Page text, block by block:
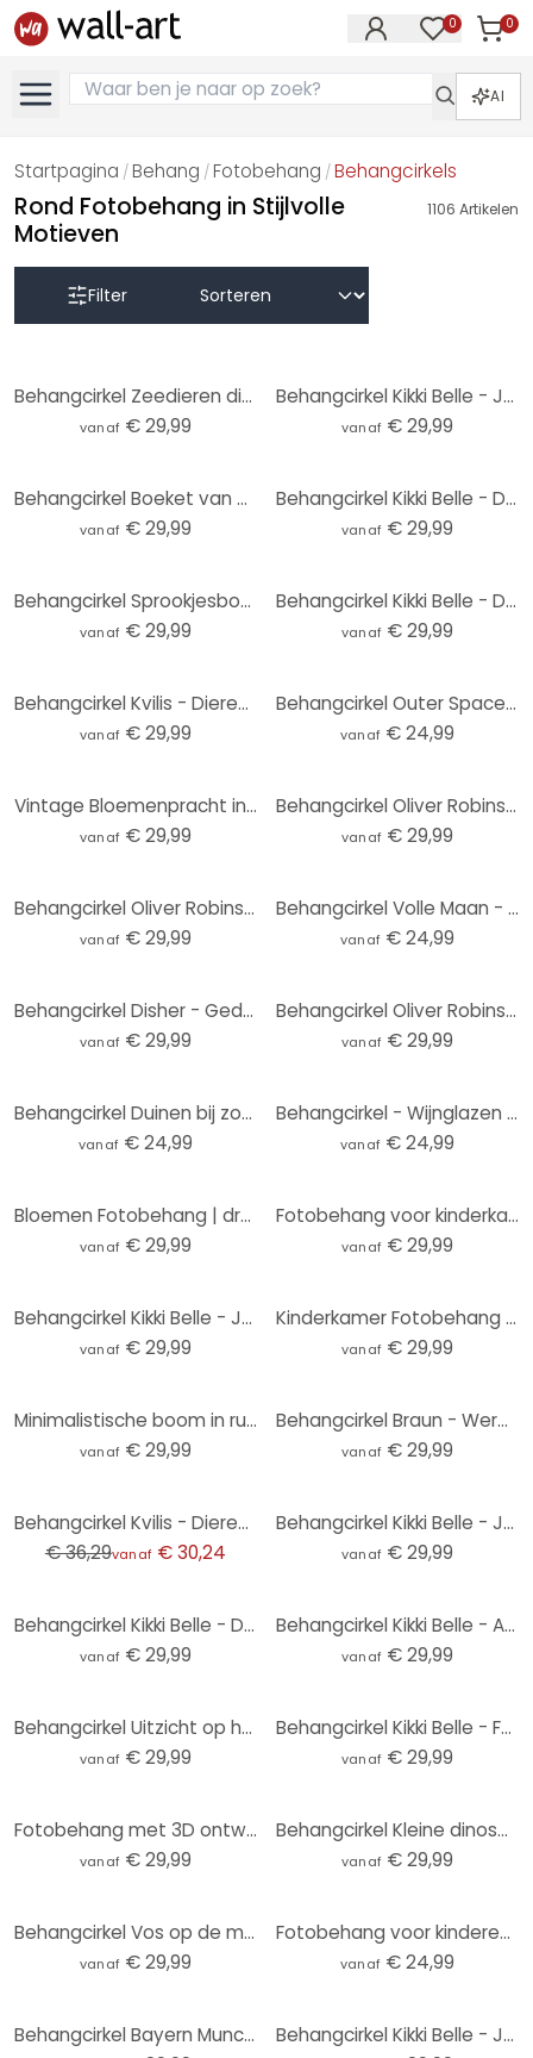
0 0
AI
Startpagina / Behang / Fotobehang /Behangcirkels
Rond Fotobehang in Stijlvolle
Motieven
1106 Artikelen
Filter
Behangcirkel Zeedieren diep in de oceaan - Oliver Robins - vliesbehang/zelfklevend vliesbehang
vanaf € 29,99
Behangcirkel Kikki Belle - Jungle Jive - vliesbehang/zelfklevend vliesbehang
vanaf € 29,99
Behangcirkel Boeket van gedroogde bloemen - Treechild - vliesbehang/zelfklevend vliesbehang
vanaf € 29,99
Behangcirkel Kikki Belle - Dino World - vliesbehang/zelfklevend vliesbehang
vanaf € 29,99
Behangcirkel Sprookjesbos met eenhoorns - Kikki Belle - vliesbehang/zelfklevend vliesbehang
vanaf € 29,99
Behangcirkel Kikki Belle - De Berenkoning - vliesbehang/zelfklevend vliesbehang
vanaf € 29,99
Behangcirkel Kvilis - Dieren in het Bos - vliesbehang/zelfklevend vliesbehang
vanaf € 29,99
Behangcirkel Outer Space - vliesbehang/zelfklevend vliesbehang
vanaf € 24,99
Vintage Bloemenpracht in de Weide | Bloemenbehang - Lola Peacock - Rond - vliesbehang/zelfklevend vl
vanaf € 29,99
Behangcirkel Oliver Robins - Animals and Palm Trees - vliesbehang/zelfklevend vliesbehang
vanaf € 29,99
Behangcirkel Oliver Robins - Kleurrijke boerderij met dieren - vliesbehang/zelfklevend vliesbehang
vanaf € 29,99
Behangcirkel Volle Maan - vliesbehang/zelfklevend vliesbehang
vanaf € 24,99
Behangcirkel Disher - Gedroogde Bloemen - vliesbehang/zelfklevend vliesbehang
vanaf € 29,99
Behangcirkel Oliver Robins - Boomhut Feestje - vliesbehang/zelfklevend vliesbehang
vanaf € 29,99
Behangcirkel Duinen bij zonsondergang - vliesbehang/zelfklevend vliesbehang
vanaf € 24,99
Behangcirkel - Wijnglazen - vliesbehang/zelfklevend vliesbehang
vanaf € 24,99
Bloemen Fotobehang | droogbloemen - elegantie van vergankelijkheid - Boomkind - Rond - vliesbehang/z
vanaf € 29,99
Fotobehang voor kinderkamer - Onderwateravontuur met zeedieren - Oliver Robins - Rond - vliesbehang/
vanaf € 29,99
Behangcirkel Kikki Belle - Jungle Jive - vliesbehang/zelfklevend vliesbehang
vanaf € 29,99
Kinderkamer Fotobehang Kleine teddybeer met ballon - Magnusson - Rond - vliesbehang/zelfklevend vlie
vanaf € 29,99
Minimalistische boom in rustig landschap | natuur Fotobehang - Meel - rond - vliesbehang/zelfklevend
vanaf € 29,99
Behangcirkel Braun - Wereldkaart - vliesbehang/zelfklevend vliesbehang
vanaf € 29,99
Behangcirkel Kvilis - Dierenvrienden in het Bos - vliesbehang/zelfklevend vliesbehang
€ 36,29vanaf € 30,24
Behangcirkel Kikki Belle - Jungle Cats - vliesbehang/zelfklevend vliesbehang
vanaf € 29,99
Behangcirkel Kikki Belle - Dino Avontuur - vliesbehang/zelfklevend vliesbehang
vanaf € 29,99
Behangcirkel Kikki Belle - Animals around the World - vliesbehang/zelfklevend vliesbehang
vanaf € 29,99
Behangcirkel Uitzicht op het meer - Keller - vliesbehang/zelfklevend vliesbehang
vanaf € 29,99
Behangcirkel Kikki Belle - Forest Fun - vliesbehang/zelfklevend vliesbehang
vanaf € 29,99
Fotobehang met 3D ontwerp - Abstracte ringen beige - Grande - Rond - vliesbehang/zelfklevend vliesbe
vanaf € 29,99
Behangcirkel Kleine dinosaurussen op een grote ontdekkingsreis - Oliver Robins - vliesbehang/zelfkle
vanaf € 29,99
Behangcirkel Vos op de maan met vallende sterren - Oliver Robins - vliesbehang/zelfklevend vliesbeha
vanaf € 29,99
Fotobehang voor kinderen zonnestelsel met planeten en aarde - Ms Tiff - Rond - Zelfklevend/niet-gewe
vanaf € 24,99
Behangcirkel Bayern Munchen Stadion - vliesbehang/zelfklevend vliesbehang Behangcirkel Kikki Belle - Jungle Paradise - vliesbehang/zelfklevend vliesbehang